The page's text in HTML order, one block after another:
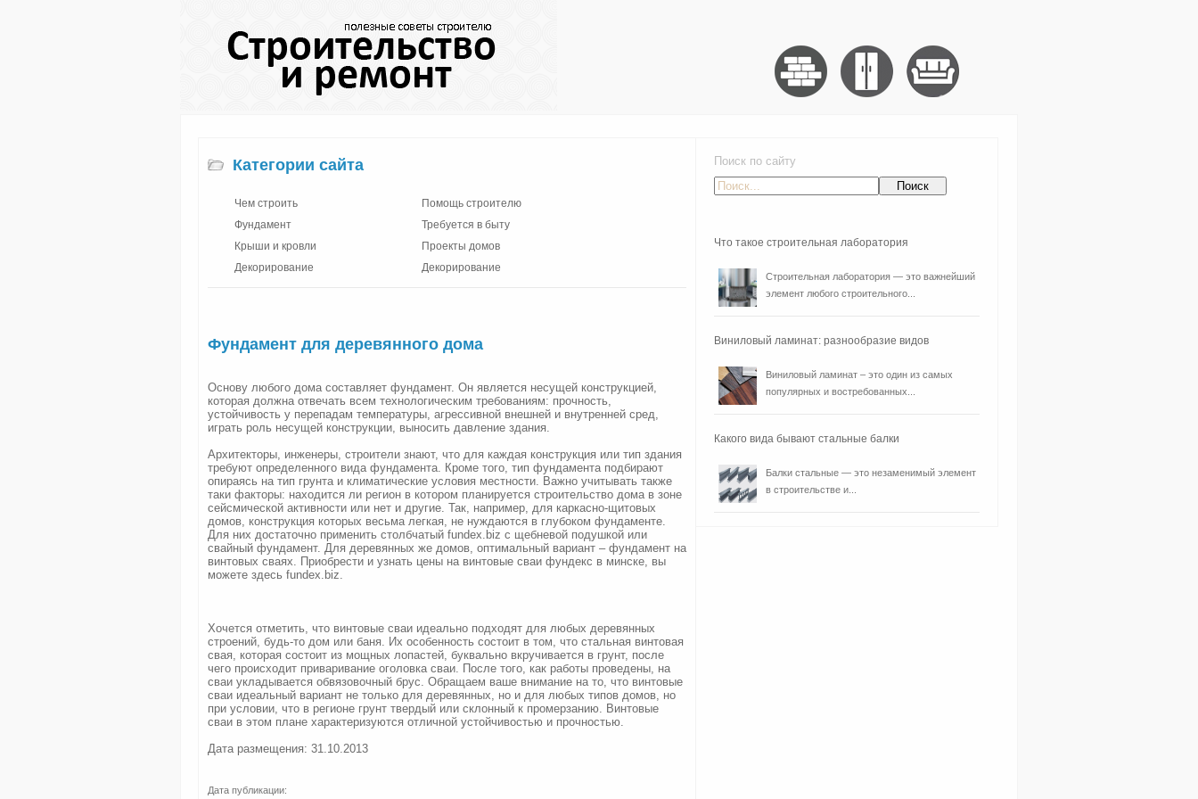
Категории сайта
Чем строить
Фундамент
Крыши и кровли
Декорирование
Помощь строителю
Требуется в быту
Проекты домов
Декорирование
Фундамент для деревянного дома
Основу любого дома составляет фундамент. Он является несущей конструкцией,
которая должна отвечать всем технологическим требованиям: прочность,
устойчивость у перепадам температуры, агрессивной внешней и внутренней сред,
играть роль несущей конструкции, выносить давление здания.
Архитекторы, инженеры, строители знают, что для каждая конструкция или тип здания
требуют определенного вида фундамента. Кроме того, тип фундамента подбирают
опираясь на тип грунта и климатические условия местности. Важно учитывать также
таки факторы: находится ли регион в котором планируется строительство дома в зоне
сейсмической активности или нет и другие. Так, например, для каркасно-щитовых
домов, конструкция которых весьма легкая, не нуждаются в глубоком фундаменте.
Для них достаточно применить столбчатый fundex.biz с щебневой подушкой или
свайный фундамент. Для деревянных же домов, оптимальный вариант – фундамент на
винтовых сваях. Приобрести и узнать цены на винтовые сваи фундекс в минске, вы
можете здесь fundex.biz.
Хочется отметить, что винтовые сваи идеально подходят для любых деревянных
строений, будь-то дом или баня. Их особенность состоит в том, что стальная винтовая
свая, которая состоит из мощных лопастей, буквально вкручивается в грунт, после
чего происходит приваривание оголовка сваи. После того, как работы проведены, на
сваи укладывается обвязовочный брус. Обращаем ваше внимание на то, что винтовые
сваи идеальный вариант не только для деревянных, но и для любых типов домов, но
при условии, что в регионе грунт твердый или склонный к промерзанию. Винтовые
сваи в этом плане характеризуются отличной устойчивостью и прочностью.
Дата размещения: 31.10.2013
Дата публикации:
Поиск по сайту
Что такое строительная лаборатория
Строительная лаборатория — это важнейший
элемент любого строительного...
Виниловый ламинат: разнообразие видов
Виниловый ламинат – это один из самых
популярных и востребованных...
Какого вида бывают стальные балки
Балки стальные — это незаменимый элемент
в строительстве и...